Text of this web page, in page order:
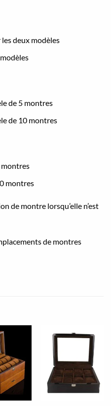
deux modèles
de 5 montres
de 10 montres
montres
montres
de montre lorsqu’elle n’est
de montres